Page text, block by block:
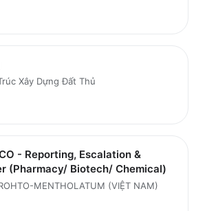
Xây Dựng Đất Thủ
- Reporting, Escalation &
(Pharmacy/ Biotech/ Chemical)
MENTHOLATUM (VIỆT NAM)